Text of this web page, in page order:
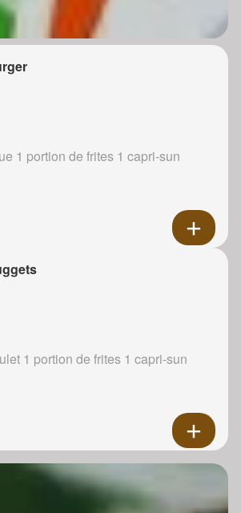
1 portion de frites 1 capri-sun
1 portion de frites 1 capri-sun